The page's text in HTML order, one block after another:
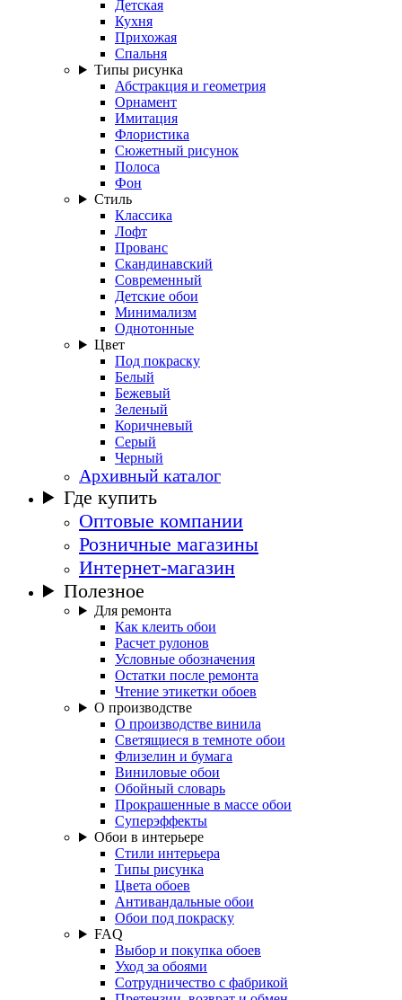
Детская
Кухня
Прихожая
Спальня
Типы рисунка
Абстракция и геометрия
Орнамент
Имитация
Флористика
Сюжетный рисунок
Полоса
Фон
Стиль
Классика
Лофт
Прованс
Скандинавский
Современный
Детские обои
Минимализм
Однотонные
Цвет
Под покраску
Белый
Бежевый
Зеленый
Коричневый
Серый
Черный
Архивный каталог
Где купить
Оптовые компании
Розничные магазины
Интернет-магазин
Полезное
Для ремонта
Как клеить обои
Расчет рулонов
Условные обозначения
Остатки после ремонта
Чтение этикетки обоев
О производстве
О производстве винила
Светящиеся в темноте обои
Флизелин и бумага
Виниловые обои
Обойный словарь
Прокрашенные в массе обои
Суперэффекты
Обои в интерьере
Стили интерьера
Типы рисунка
Цвета обоев
Антивандальные обои
Обои под покраску
FAQ
Выбор и покупка обоев
Уход за обоями
Сотрудничество с фабрикой